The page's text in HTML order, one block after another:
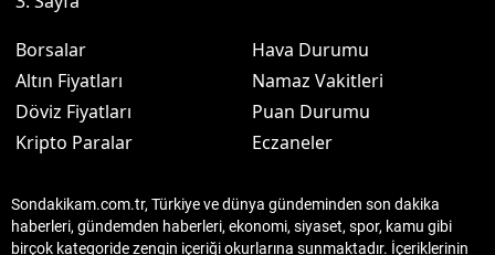
Borsalar
Altın Fiyatları
Döviz Fiyatları
Kripto Paralar
Hava Durumu
Namaz Vakitleri
Puan Durumu
Eczaneler
Sondakikam.com.tr, Türkiye ve dünya gündeminden son dakika
haberleri, gündemden haberleri, ekonomi, siyaset, spor, kamu gibi
birçok kategoride zengin içeriği okurlarına sunmaktadır. İçeriklerinin